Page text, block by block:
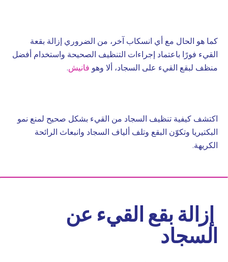
كما هو الحال مع أي انسكاب آخر، من الضروري إزالة بقعة
القيء فورًا باعتماد إجراءات التنظيف الصحيحة واستخدام أفضل
منظف لبقع القيء على السجاد، ألا وهو فانيش.
اكتشف كيفية تنظيف السجاد من القيء بشكل صحيح لمنع نمو
البكتيريا وتكوّن البقع وتلف ألياف السجاد وانبعاث الرائحة
الكريهة.
إزالة بقع القيء عن
السجاد